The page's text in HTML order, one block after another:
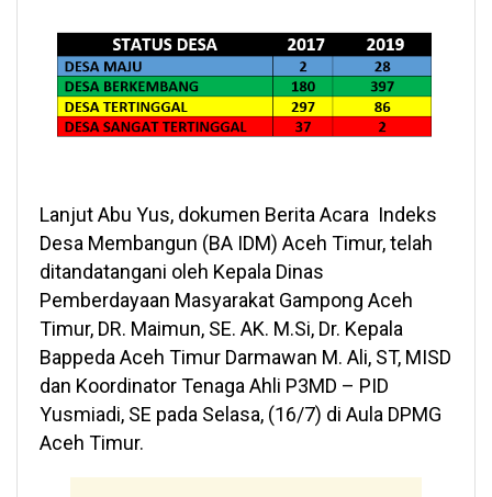
Lanjut Abu Yus, dokumen Berita Acara Indeks
Desa Membangun (BA IDM) Aceh Timur, telah
ditandatangani oleh Kepala Dinas
Pemberdayaan Masyarakat Gampong Aceh
Timur, DR. Maimun, SE. AK. M.Si, Dr. Kepala
Bappeda Aceh Timur Darmawan M. Ali, ST, MISD
dan Koordinator Tenaga Ahli P3MD – PID
Yusmiadi, SE pada Selasa, (16/7) di Aula DPMG
Aceh Timur.